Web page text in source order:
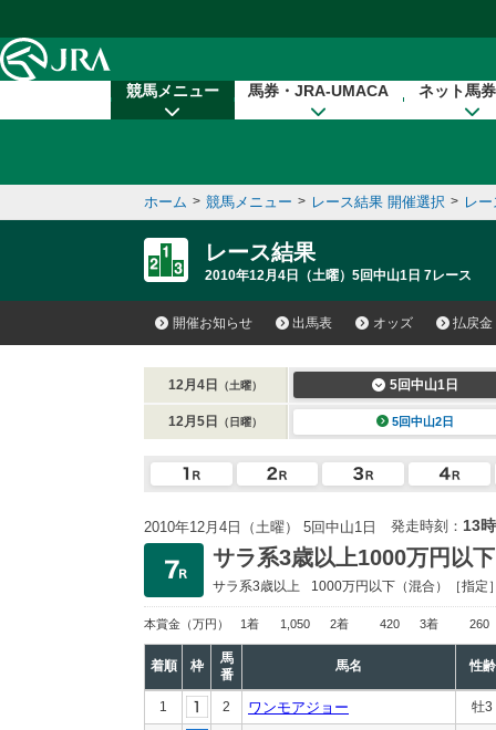
競馬メニュー 馬券・JRA-UMACA ネット馬
ホーム > 競馬メニュー > レース結果 開催選択 > レ
レース結果
2010年12月4日（土曜）5回中山1日 7レース
開催お知らせ 出馬表 オッズ 払戻金
12月4日 （土曜） 5回中山1日
12月5日 （日曜） 5回中山2日
2010年12月4日（土曜） 5回中山1日 発走時刻： 13
サラ系3歳以上1000万円以下
サラ系3歳以上 1000万円以下 （混合）［指定
本賞金 （万円） 1着 1,050 2着 420 3着 260
着順 枠
馬
番
馬名 性齢
1 2 ワンモアジョー 牡3